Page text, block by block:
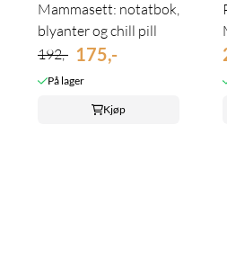
Mammasett: notatbok,
blyanter og chill pill
192,- 175,-
På lager
Kjøp